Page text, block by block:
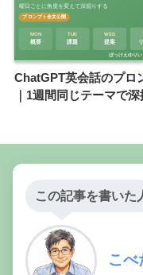
ChatGPT英会話のプロ
｜1週間同じテーマで
この記事を書いた
こ